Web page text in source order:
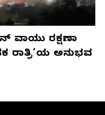
ವಾಯು ರಕ್ಷಣಾ
ರಾತ್ರಿ’ಯ ಅನುಭವ